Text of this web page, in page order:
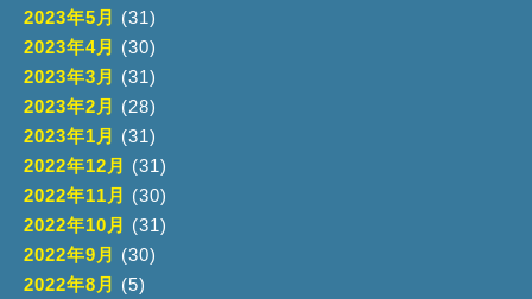
2023年5月
(31)
2023年4月
(30)
2023年3月
(31)
2023年2月
(28)
2023年1月
(31)
2022年12月
(31)
2022年11月
(30)
2022年10月
(31)
2022年9月
(30)
2022年8月
(5)